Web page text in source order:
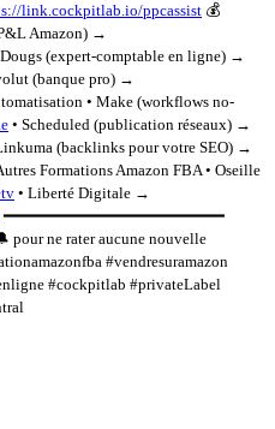
link.cockpitlab.io/ppcassist 💰
Amazon) →
Dougs (expert-comptable en ligne) →
(banque pro) →
• Make (workflows no-
• Scheduled (publication réseaux) →
(backlinks pour votre SEO) →
Formations Amazon FBA • Oseille
• Liberté Digitale →
━━━━━━━━━━━━━━━━━━━━━━━
pour ne rater aucune nouvelle
#vendresuramazon
#cockpitlab #privateLabel